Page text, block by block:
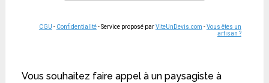
CGU - Confidentialité- Service proposé parViteUnDevis.com -Vous êtes un
artisan ?
Vous souhaitez faire appel à un paysagiste à